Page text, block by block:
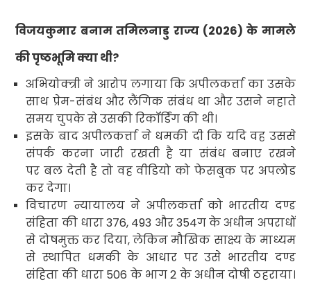
विजयकुमार बनाम तमिलनाडु राज्य (2026)के मामले
की पृष्ठभूमि क्या थी?
अभियोक्‍त्री ने आरोप लगाया कि अपीलकर्त्ता का उसके
साथ प्रेम-संबंध और लैंगिक संबंध था और उसने नहाते
समय चुपके से उसकी रिकॉर्डिंग की थी।
इसके बाद अपीलकर्त्ता ने धमकी दी कि यदि वह उससे
संपर्क करना जारी रखती है या संबंध बनाए रखने
पर बल देती है तो वह वीडियो को फेसबुक पर अपलोड
कर देगा।
विचारण न्यायालय ने अपीलकर्त्ता को भारतीय दण्ड
संहिता की धारा376, 493 और354ग के अधीन अपराधों
से दोषमुक्त कर दिया,लेकिन मौखिक साक्ष्य के माध्यम
से स्थापित धमकी के आधार पर उसे भारतीय दण्ड
संहिता की धारा 506 के भाग2 के अधीन दोषी ठहराया।